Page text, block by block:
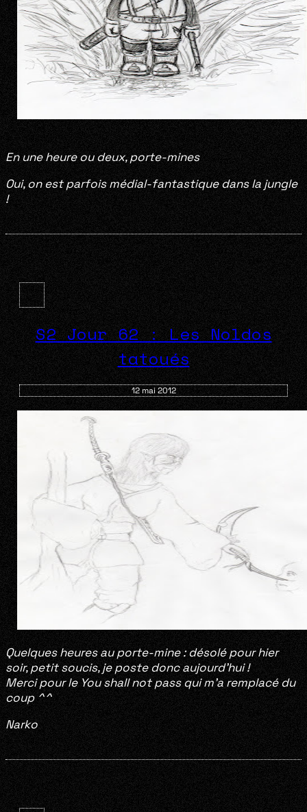
En une heure ou deux, porte-mines
Oui, on est parfois médial-fantastique dans la jungle
!
S2 Jour 62 : Les Noldos
tatoués
12 mai 2012
Quelques heures au porte-mine : désolé pour hier
soir, petit soucis, je poste donc aujourd’hui !
Merci pour le You shall not pass qui m’a remplacé du
coup ^^
Narko